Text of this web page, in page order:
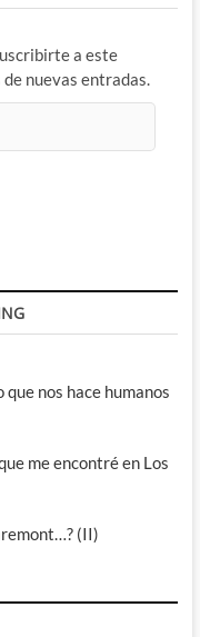
a este
nuevas entradas.
nos hace humanos
me encontré en Los
(II)